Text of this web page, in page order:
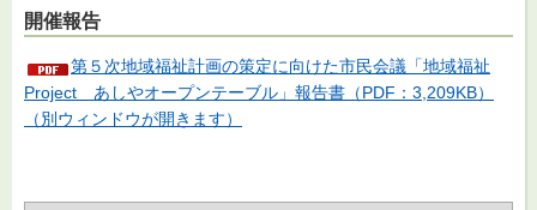
開催報告
第５次地域福祉計画の策定に向けた市民会議「地域福祉
Project あしやオープンテーブル」報告書（PDF：3,209KB）
（別ウィンドウが開きます）